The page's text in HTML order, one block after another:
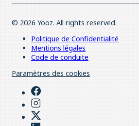
© 2026 Yooz. All rights reserved.
Politique de Confidentialité
Mentions légales
Code de conduite
Paramètres des cookies